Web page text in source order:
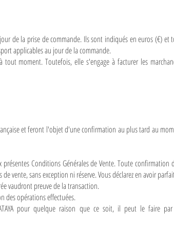
de la prise de commande. Ils sont indiqués en euros (€) et
applicables au jour de la commande.
tout moment. Toutefois, elle s'engage à facturer les
et feront l'objet d'une confirmation au plus tard au
Conditions Générales de Vente. Toute confirmation
vente, sans exception ni réserve. Vous déclarez en avoir
vaudront preuve de la transaction.
des opérations effectuées.
pour quelque raison que ce soit, il peut le faire par